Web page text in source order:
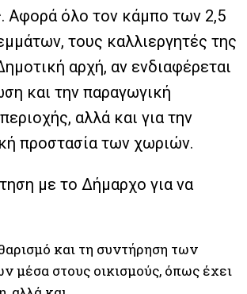
Αφορά όλο τον κάμπο των 2,5
τους καλλιεργητές της
αρχή, αν ενδιαφέρεται
και την παραγωγική
αλλά και για την
προστασία των χωριών.
με το Δήμαρχο για να
και τη συντήρηση των
μέσα στους οικισμούς, όπως έχει